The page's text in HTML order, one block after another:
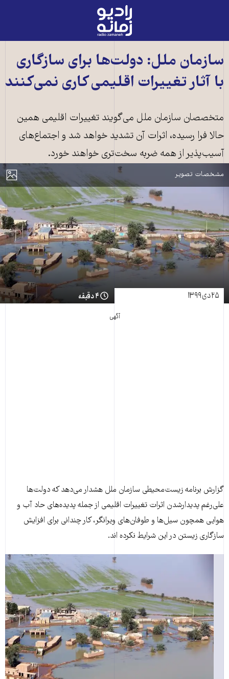
رادیو
زمانه
صفحه
اصلی
سازمان ملل: دولت‌ها برای سازگاری
با آثار تغییرات اقلیمی کاری نمی‌کنند
متخصصان سازمان ملل می‌گویند تغییرات اقلیمی همین
حالا فرا رسیده، اثرات آن تشدید خواهد شد و اجتماع‌های
آسیب‌پذیر از همه ضربه سخت‌تری خواهند خورد.
نمایش
مشخصات تصویر
سیل در خوزستان، ۱۳۹۸ ــ عکس: ایرنا
۲۵ دی ۱۳۹۹ ۴ دقیقه
آگهی
گزارش برنامه زیست‌محیطی سازمان ملل هشدار می‌دهد که دولت‌ها
علی‌رغم پدیدارشدن اثرات تغییرات اقلیمی از جمله پدیده‌های حاد آب و
هوایی همچون سیل‌ها و طوفان‌های ویرانگر، کار چندانی برای افزایش
سازگاری زیستن در این شرایط نکرده اند.